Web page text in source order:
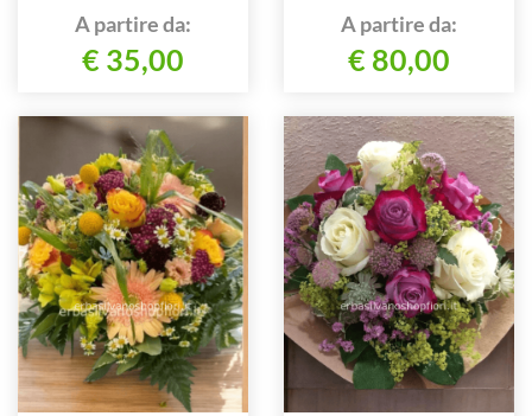
A partire da:
€ 35,00
A partire da:
€ 80,00